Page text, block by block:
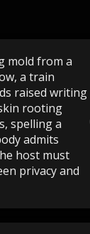
mold from a
a train
raised writing
rooting
spelling a
admits
host must
privacy and